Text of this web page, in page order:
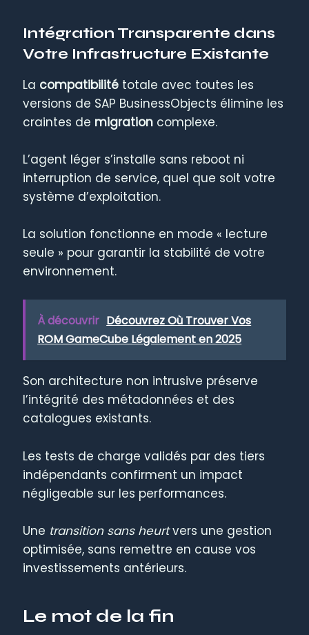
Intégration Transparente dans
Votre Infrastructure Existante
La compatibilité totale avec toutes les
versions de SAP BusinessObjects élimine les
craintes de migration complexe.
L’agent léger s’installe sans reboot ni
interruption de service, quel que soit votre
système d’exploitation.
La solution fonctionne en mode « lecture
seule » pour garantir la stabilité de votre
environnement.
À découvrir Découvrez Où Trouver Vos
ROM GameCube Légalement en 2025
Son architecture non intrusive préserve
l’intégrité des métadonnées et des
catalogues existants.
Les tests de charge validés par des tiers
indépendants confirment un impact
négligeable sur les performances.
Une transition sans heurtvers une gestion
optimisée, sans remettre en cause vos
investissements antérieurs.
Le mot de la fin